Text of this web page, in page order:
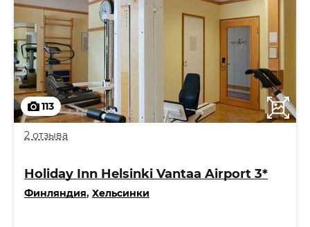
113
2 отзыва
Holiday Inn Helsinki Vantaa Airport 3*
Финляндия, Хельсинки